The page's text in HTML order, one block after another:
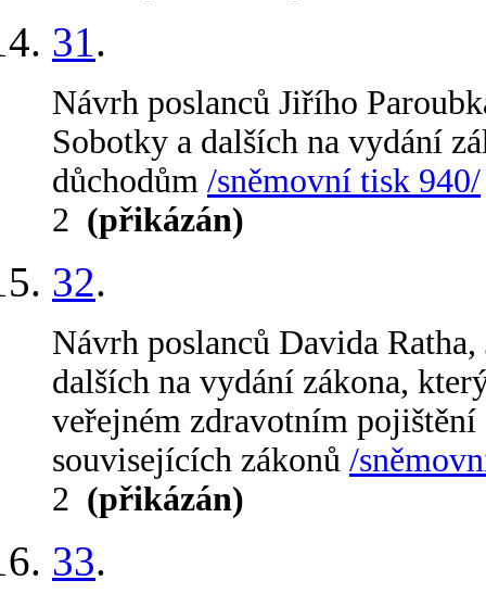
31.
Návrh poslanců Jiřího
Sobotky a dalších na vydání
důchodům /sněmovní tisk 940/
2 (přikázán)
32.
Návrh poslanců Davida
dalších na vydání zákona,
veřejném zdravotním pojištění
souvisejících zákonů /
2 (přikázán)
33.